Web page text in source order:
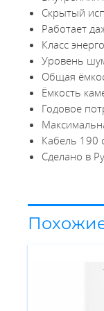
Скрытый
Работает
Класс
Уровень
Общая
Ёмкость
Годовое
Кабель 190
Сделано в